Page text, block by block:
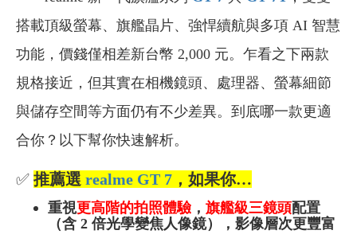
搭載頂級螢幕、旗艦晶片、強悍續航與多項 AI 智慧
功能，價錢僅相差新台幣 2,000 元。乍看之下兩款
規格接近，但其實在相機鏡頭、處理器、螢幕細節
與儲存空間等方面仍有不少差異。到底哪一款更適
合你？以下幫你快速解析。
✅ 推薦選 realme GT 7 ，如果你…
重視更高階的拍照體驗 ， 旗艦級三鏡頭配置
（含 2 倍光學變焦人像鏡），影像層次更豐富